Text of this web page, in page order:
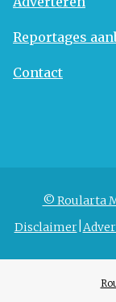
Reportages
Contact
© Roularta
Disclaimer